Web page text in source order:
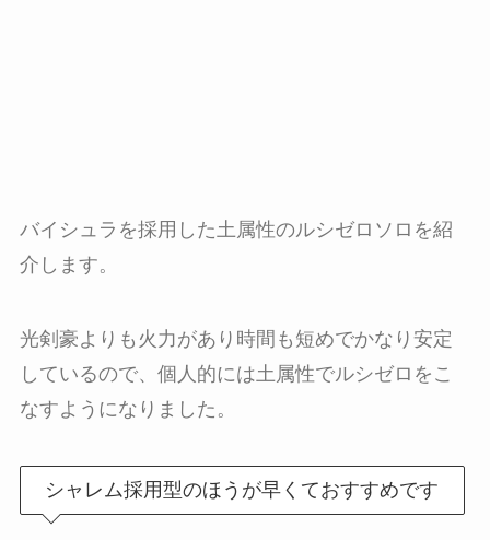
バイシュラを採用した土属性のルシゼロソロを紹
介します。
光剣豪よりも火力があり時間も短めでかなり安定
しているので、個人的には土属性でルシゼロをこ
なすようになりました。
シャレム採用型のほうが早くておすすめです